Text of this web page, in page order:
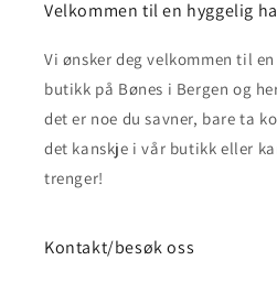
Velkommen til en hyggelig
Vi ønsker deg velkommen til
butikk på Bønes i Bergen og
det er noe du savner, bare ta
det kanskje i vår butikk eller
trenger!
Kontakt/besøk oss